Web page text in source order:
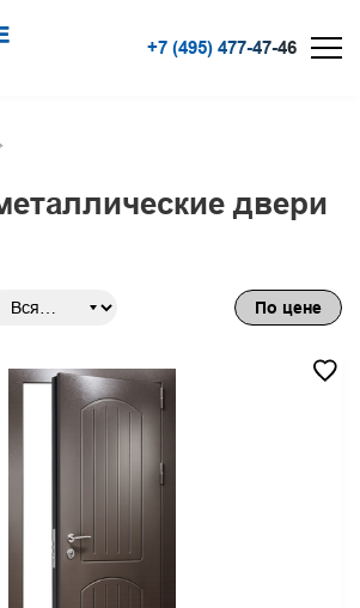
+7 (495) 477-47-46
двери
По цене